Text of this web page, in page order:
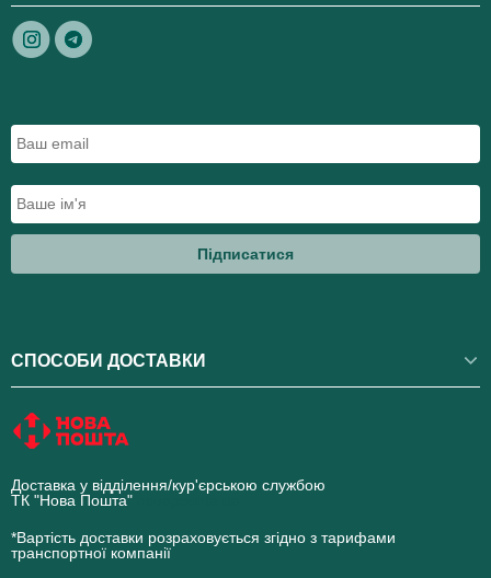
Підписатися
СПОСОБИ ДОСТАВКИ
Доставка у відділення/кур'єрською службою
ТК "Нова Пошта"
*Вартість доставки розраховується згідно з тарифами
транспортної компанії